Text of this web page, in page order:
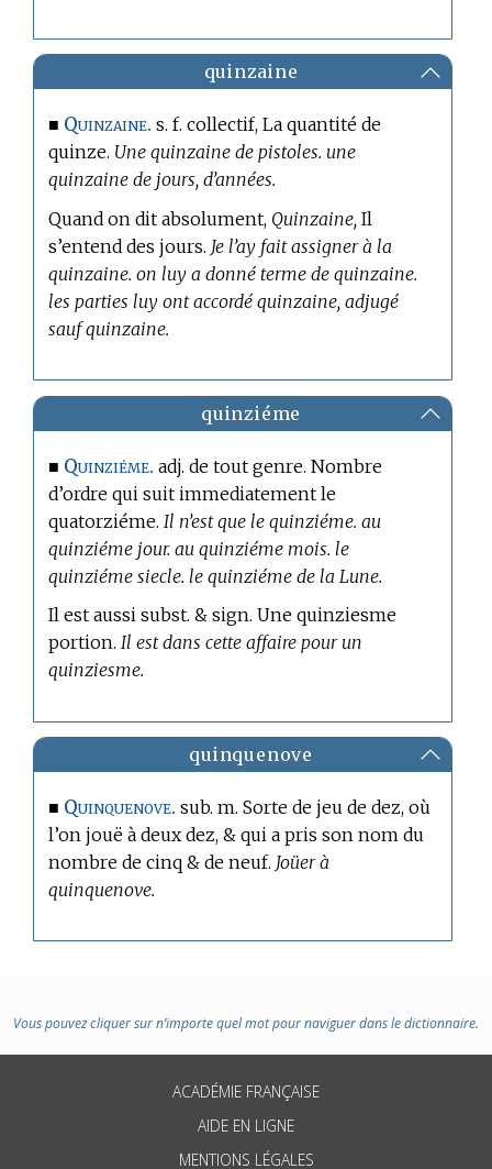
quinzaine
■ Quinzaine. s. f. collectif, La quantité de
quinze. Une quinzaine de pistoles. une
quinzaine de jours, d’années.
Quand on dit absolument, Quinzaine, Il
s’entend des jours. Je l’ay fait assigner à la
quinzaine. on luy a donné terme de quinzaine.
les parties luy ont accordé quinzaine, adjugé
sauf quinzaine.
quinziéme
■ Quinziéme. adj. de tout genre. Nombre
d’ordre qui suit immediatement le
quatorziéme. Il n’est que le quinziéme. au
quinziéme jour. au quinziéme mois. le
quinziéme siecle. le quinziéme de la Lune.
Il est aussi subst. & sign. Une quinziesme
portion.Il est dans cette affaire pour un
quinziesme.
quinquenove
■ Quinquenove. sub. m. Sorte de jeu de dez, où
l’on jouë à deux dez, & qui a pris son nom du
nombre de cinq & de neuf. Joüer à
quinquenove.
Vous pouvez cliquer sur n’importe quel mot pour naviguer dans le dictionnaire.
ACADÉMIE FRANÇAISE
AIDE EN LIGNE
MENTIONS LÉGALES